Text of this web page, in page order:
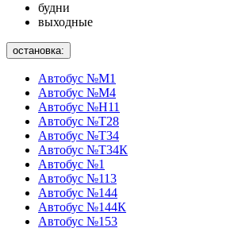
будни
выходные
остановка:
Автобус №М1
Автобус №М4
Автобус №Н11
Автобус №Т28
Автобус №Т34
Автобус №Т34К
Автобус №1
Автобус №113
Автобус №144
Автобус №144К
Автобус №153